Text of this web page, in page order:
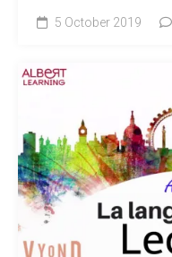
5 October 2019